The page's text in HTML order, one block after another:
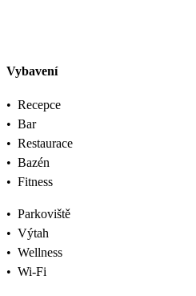
Vybavení
• Recepce
• Bar
• Restaurace
• Bazén
• Fitness
• Parkoviště
• Výtah
• Wellness
• Wi-Fi